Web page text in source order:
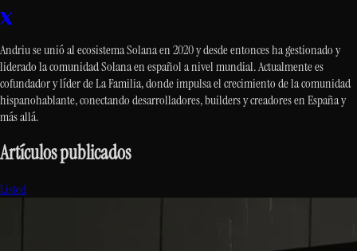
Andriu se unió al ecosistema Solana en 2020 y desde entonces ha gestionado y
liderado la comunidad Solana en español a nivel mundial. Actualmente es
cofundador y líder de La Familia, donde impulsa el crecimiento de la comunidad
hispanohablante, conectando desarrolladores, builders y creadores en España y
más allá.
Artículos publicados
Listed